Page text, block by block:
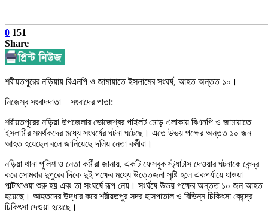
0 151
Share
শরীয়তপুরের নড়িয়ায় বিএনপি ও জামায়াতে ইসলামের সংঘর্ষ, আহত অন্তত ১০।
নিজেস্ব সংবাদদাতা – সংবাদের পাতা:
শরীয়তপুরের নড়িয়া উপজেলার ভোজেশ্বর পাইলট মোড় এলাকায় বিএনপি ও জামায়াতে
ইসলামীর সমর্থকদের মধ্যে সংঘর্ষের ঘটনা ঘটেছে। এতে উভয় পক্ষের অন্তত ১০ জন
আহত হয়েছেন বলে জানিয়েছে দলিয় নেতা কর্মীরা।
নড়িয়া থানা পুলিশ ও নেতা কর্মীরা জানায়, একটি ফেসবুক স্ট্যাটাস দেওয়ার ঘটনাকে কেন্দ্র
করে সোমবার দুপুরের দিকে দুই পক্ষের মধ্যে উত্তেজনা সৃষ্টি হলে একপর্যায়ে ধাওয়া–
পাল্টাধাওয়া শুরু হয় এবং তা সংঘর্ষে রূপ নেয়। সংর্ঘষে উভয় পক্ষের অন্তত ১০ জন আহত
হয়েছে। আহতদের উদ্ধার করে শরীয়তপুর সদর হাসপাতাল ও বিভিন্ন চিকিৎসা কেন্দ্রে
চিকিৎসা দেওয়া হয়েছে।